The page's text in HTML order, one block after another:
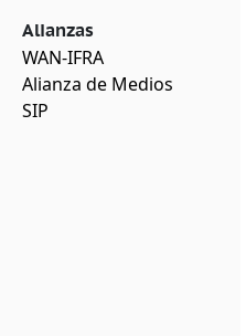
Alianzas
WAN-IFRA
Alianza de Medios
SIP